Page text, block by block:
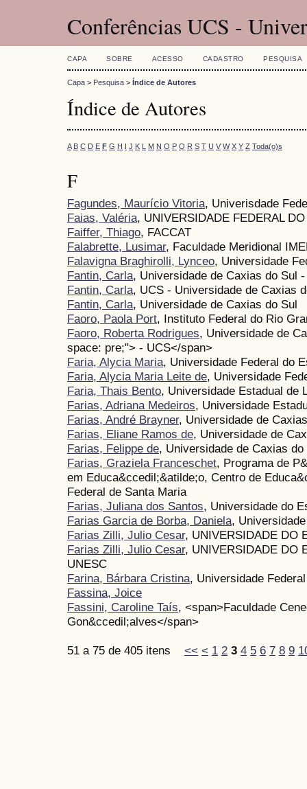
Conferências UCS -
CAPA SOBRE ACESSO CADASTRO PESQUISA
Capa > Pesquisa > Índice de Autores
Índice de Autores
A B C D E F G H I J K L M N O P Q R S T U V W X Y Z Toda(o)s
F
Fagundes, Maurício Vitoria, Univerisdade
Faias, Valéria, UNIVERSIDADE FEDERAL
Faiffer, Thiago, FACCAT
Falabrette, Lusimar, Faculdade Meridional
Falavigna Braghirolli, Lynceo, Universidade
Fantin, Carla, Universidade de Caxias do Sul
Fantin, Carla, UCS - Universidade de Caxias
Fantin, Carla, Universidade de Caxias do Sul
Faoro, Paola Port, Instituto Federal do Rio
Faoro, Roberta Rodrigues, Universidade de
space: pre;"> - UCS</span>
Faria, Alycia Maria, Universidade Federal do
Faria, Alycia Maria Leite de, Universidade
Faria, Thais Bento, Universidade Estadual de
Farias, Adriana Medeiros, Universidade
Farias, André Brayner, Universidade de
Farias, Eliane Ramos de, Universidade de
Farias, Felippe de, Universidade de Caxias do
Farias, Graziela Franceschet, Programa de
em Educa&ccedil;&atilde;o, Centro de
Federal de Santa Maria
Farias, Juliana dos Santos, Universidade do
Farias Garcia de Borba, Daniela,
Farias Zilli, Julio Cesar, UNIVERSIDADE DO
Farias Zilli, Julio Cesar, UNIVERSIDADE DO
UNESC
Farina, Bárbara Cristina, Universidade
Fassina, Joice
Fassini, Caroline Taís, <span>Faculdade
Gon&ccedil;alves</span>
51 a 75 de 405 itens << < 1 2 3 4 5 6 7 8 9